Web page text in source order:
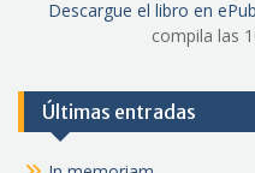
Descargue el libro en
compila las
Últimas entradas